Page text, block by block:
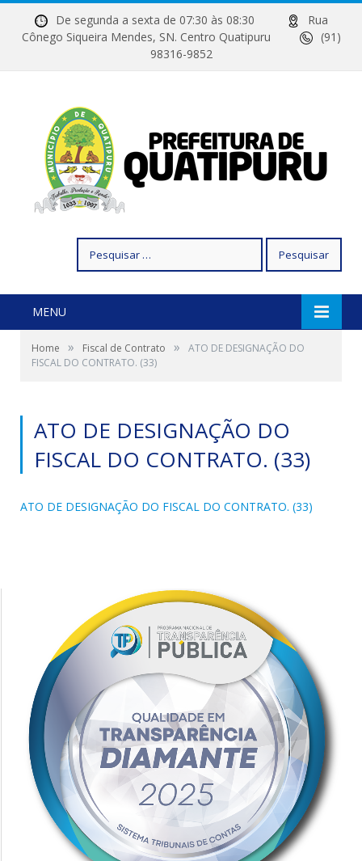
De segunda a sexta de 07:30 às 08:30
Rua
Cônego Siqueira Mendes, SN. Centro Quatipuru
(91)
98316-9852
por:
MENU
Home » Fiscal de Contrato »
ATO DE DESIGNAÇÃO DO
FISCAL DO CONTRATO. (33)
ATO DE DESIGNAÇÃO DO
FISCAL DO CONTRATO. (33)
ATO DE DESIGNAÇÃO DO FISCAL DO CONTRATO. (33)